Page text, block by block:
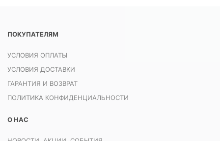
ПОКУПАТЕЛЯМ
УСЛОВИЯ ОПЛАТЫ
УСЛОВИЯ ДОСТАВКИ
ГАРАНТИЯ И ВОЗВРАТ
ПОЛИТИКА КОНФИДЕНЦИАЛЬНОСТИ
О НАС